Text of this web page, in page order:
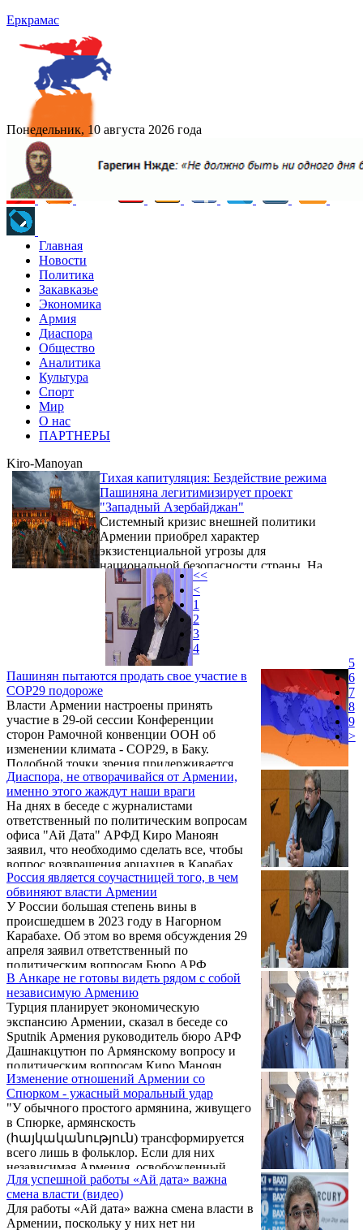
Еркрамас
Понедельник, 10 августа 2026 года
Главная
Новости
Политика
Закавказье
Экономика
Армия
Диаспора
Общество
Аналитика
Культура
Спорт
Мир
О нас
ПАРТНЕРЫ
Kiro-Manoyan
Тихая капитуляция: Бездействие режима
Пашиняна легитимизирует проект
"Западный Азербайджан"
Системный кризис внешней политики
Армении приобрел характер
экзистенциальной угрозы для
национальной безопасности страны. На
фоне агрессивного продвижения
Азербайджаном концепции так
называемого «Западного Азербайджана»,
под которой в Баку открыто подразумевают
суверенную территорию Республики
Армения, действующее армянское
руководство во главе с премьер-министром
Николом Пашиняном демонстрирует
парализующую пассивность. Пока
азербайджанская дипломатия и лоббистские
структуры последовательно
интернационализируют ...
Пашинян пытаются продать свое участие в
COP29 подороже
Власти Армении настроены принять
участие в 29-ой сессии Конференции
сторон Рамочной конвенции ООН об
изменении климата - COP29, в Баку.
Подобной точки зрения придерживается
член Бюро АРФ “Дашнакцутюн”, глава
офиса “Ай Дат” Киро Маноян.
Диаспора, не отворачивайся от Армении,
именно этого жаждут наши враги
На днях в беседе с журналистами
ответственный по политическим вопросам
офиса "Ай Дата" АРФД Киро Маноян
заявил, что необходимо сделать все, чтобы
вопрос возвращения арцахцев в Карабах
оставался в международной повестке.
Россия является соучастницей того, в чем
обвиняют власти Армении
У России большая степень вины в
происшедшем в 2023 году в Нагорном
Карабахе. Об этом во время обсуждения 29
апреля заявил ответственный по
политическим вопросам Бюро АРФ
Дашнакцутюн Киро Маноян.
В Анкаре не готовы видеть рядом с собой
независимую Армению
Турция планирует экономическую
экспансию Армении, сказал в беседе со
Sputnik Армения руководитель бюро АРФ
Дашнакцутюн по Армянскому вопросу и
политическим вопросам Киро Маноян,
комментируя начало армяно-турецкого
диалога. Напомним, первая встреча
спецпредставителей Армении Рубена
Рубиняна и Турции Сердара Кылыча
состоялась 14 января в Москве.
Изменение отношений Армении со
Спюрком - ужасный моральный удар
"У обычного простого армянина, живущего
в Спюрке, армянскость
(հայկականություն) трансформируется
всего лишь в фольклор. Если для них
независимая Армения, освобожденный
Арцах, требования к Турции в какой-то
степени составляли часть повседневной
жизни, то теперь эти люди разочарованы во
всем, налицо проблема, что они отвернутся
Для успешной работы «Ай дата» важна
смена власти (видео)
Для работы «Ай дата» важна смена власти в
Армении, поскольку у них нет ни
<<
<
1
2
3
4
5
6
7
8
9
>